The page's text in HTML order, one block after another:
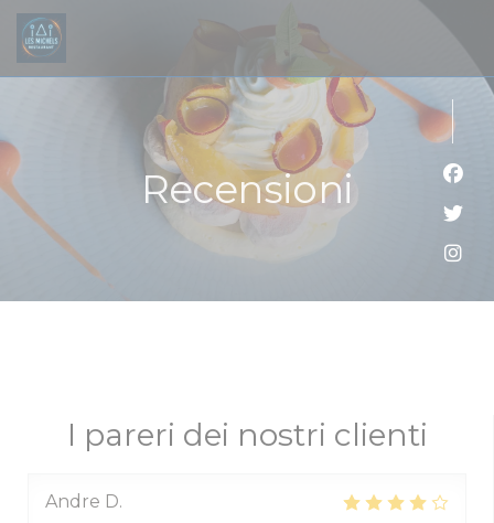
Personalizzazione delle tue scelte sui cookie
Recensioni
I pareri dei nostri clienti
Andre D